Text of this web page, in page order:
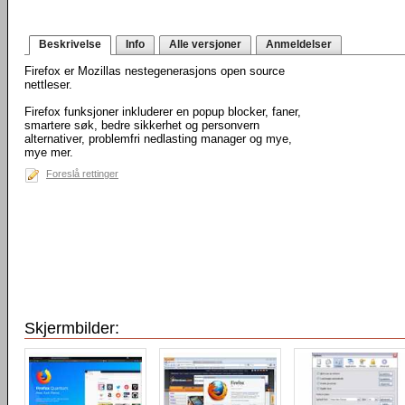
Beskrivelse Info Alle versjoner Anmeldelser
Firefox er Mozillas nestegenerasjons open source
nettleser.
Firefox funksjoner inkluderer en popup blocker, faner,
smartere søk, bedre sikkerhet og personvern
alternativer, problemfri nedlasting manager og mye,
mye mer.
Foreslå rettinger
Skjermbilder: